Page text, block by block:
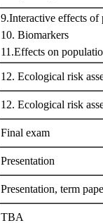
9.Interactive effects of
10. Biomarkers
11.Effects on
12. Ecological risk
12. Ecological risk
Final exam
Presentation
Presentation, term
TBA